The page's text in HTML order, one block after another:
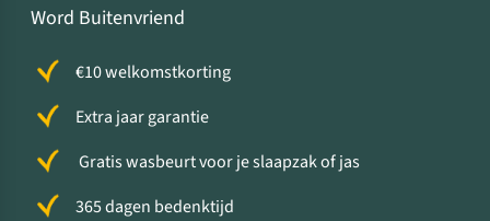
Word Buitenvriend
€10 welkomstkorting
Extra jaar garantie
Gratis wasbeurt voor je slaapzak of jas
365 dagen bedenktijd